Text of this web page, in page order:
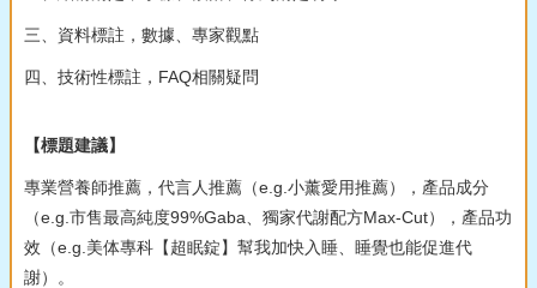
三、資料標註，數據、專家觀點
四、技術性標註，FAQ相關疑問
【標題建議】
專業營養師推薦，代言人推薦（e.g.小薰愛用推薦），產品成分
（e.g.市售最高純度99%Gaba、獨家代謝配方Max-Cut），產品功
效（e.g.美体專科【超眠錠】幫我加快入睡、睡覺也能促進代
謝）。